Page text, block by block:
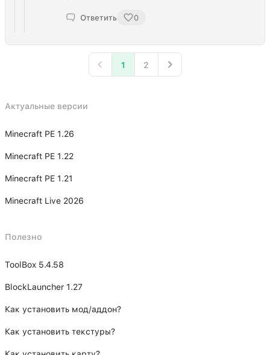
Ответить 0
1 2
Актуальные версии
Minecraft PE 1.26
Minecraft PE 1.22
Minecraft PE 1.21
Minecraft Live 2026
Полезно
ToolBox 5.4.58
BlockLauncher 1.27
Как установить мод/аддон?
Как установить текстуры?